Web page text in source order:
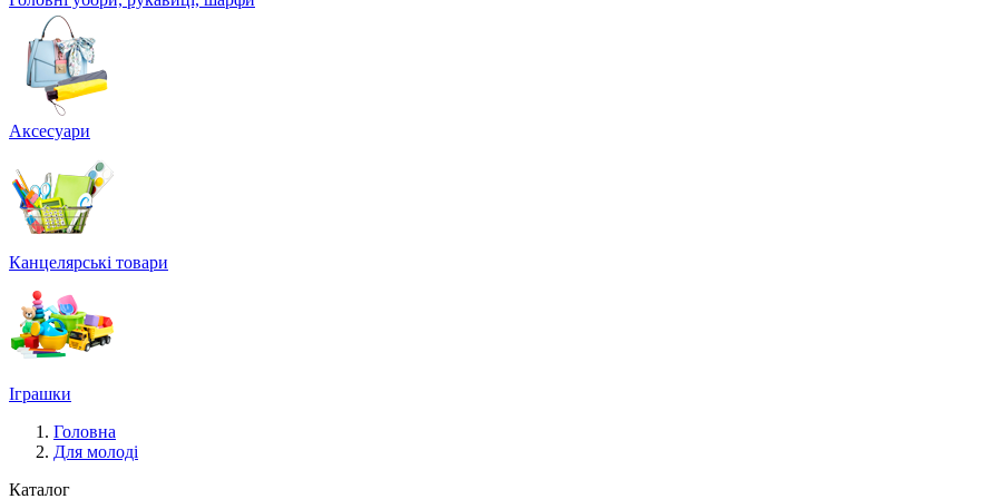
Аксесуари
Канцелярські товари
Іграшки
Головна
Для молоді
Каталог